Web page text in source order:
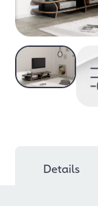
Details